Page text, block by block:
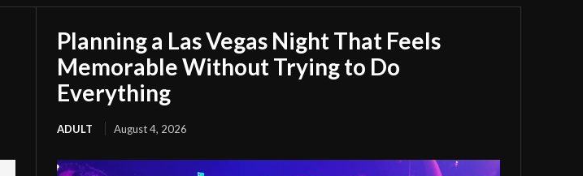
Planning a Las Vegas Night That Feels
Memorable Without Trying to Do
Everything
ADULT August 4, 2026